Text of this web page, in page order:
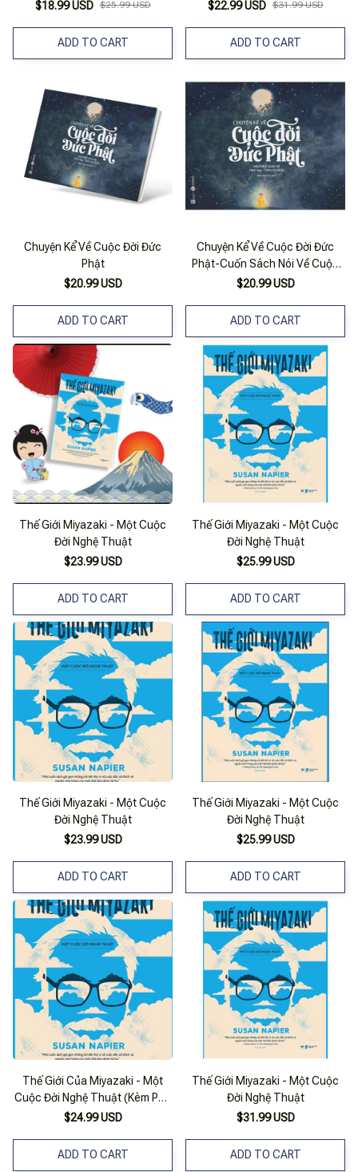
$18.99 USD $25.99 USD
ADD TO CART
$22.99 USD $31.99 USD
ADD TO CART
Chuyện Kể Về Cuộc Đời Đức
Phật
$20.99 USD
ADD TO CART
Chuyện Kể Về Cuộc Đời Đức
Phật-Cuốn Sách Nói Về Cuộc
Đời Của Tất Đạt Đa Cồ Đàm
$20.99 USD
ADD TO CART
Thế Giới Miyazaki - Một Cuộc
Đời Nghệ Thuật
$23.99 USD
ADD TO CART
Thế Giới Miyazaki - Một Cuộc
Đời Nghệ Thuật
$25.99 USD
ADD TO CART
Thế Giới Miyazaki - Một Cuộc
Đời Nghệ Thuật
$23.99 USD
ADD TO CART
Thế Giới Miyazaki - Một Cuộc
Đời Nghệ Thuật
$25.99 USD
ADD TO CART
Thế Giới Của Miyazaki - Một
Cuộc Đời Nghệ Thuật (Kèm Phụ
Bản Màu)
$24.99 USD
ADD TO CART
Thế Giới Miyazaki - Một Cuộc
Đời Nghệ Thuật
$31.99 USD
ADD TO CART